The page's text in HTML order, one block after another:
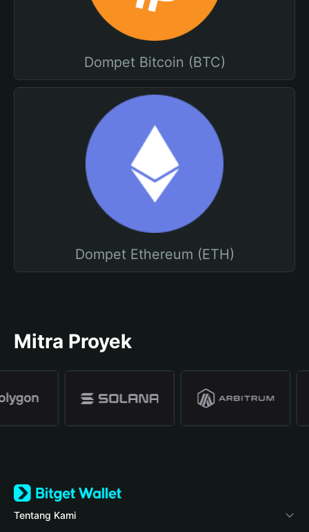
Dompet Bitcoin (BTC)
Dompet Ethereum (ETH)
Mitra Proyek
Tentang Kami